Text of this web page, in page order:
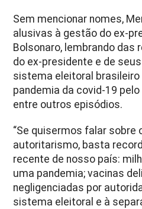
Sem mencionar nomes,
alusivas à gestão do ex-
Bolsonaro, lembrando das
do ex-presidente e de
sistema eleitoral brasileiro
pandemia da covid-19
entre outros episódios.
“Se quisermos falar sobre
autoritarismo, basta
recente de nosso país:
uma pandemia; vacinas
negligenciadas por
sistema eleitoral e à